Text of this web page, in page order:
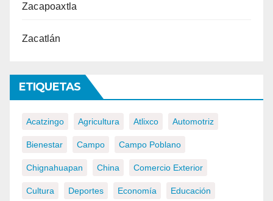
Zacapoaxtla
Zacatlán
ETIQUETAS
Acatzingo Agricultura Atlixco Automotriz
Bienestar Campo Campo Poblano
Chignahuapan China Comercio Exterior
Cultura Deportes Economía Educación